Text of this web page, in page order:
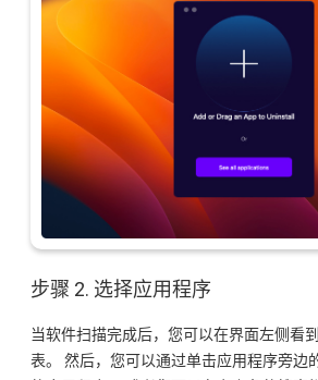
步骤 2. 选择应用程序
当软件扫描完成后，您可以在界面左侧看
表。 然后，您可以通过单击应用程序旁边